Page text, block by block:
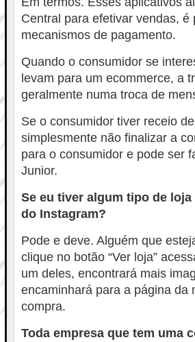
Central para efetivar vendas,
mecanismos de pagamento.
Quando o consumidor se
levam para um ecommerce, a
geralmente numa troca de
Se o consumidor tiver receio
simplesmente não finalizar a
para o consumidor e pode ser
Junior.
Se eu tiver algum tipo de
do Instagram?
Pode e deve. Alguém que
clique no botão “Ver loja”
um deles, encontrará mais
encaminhará para a página da
compra.
Toda empresa que tem uma